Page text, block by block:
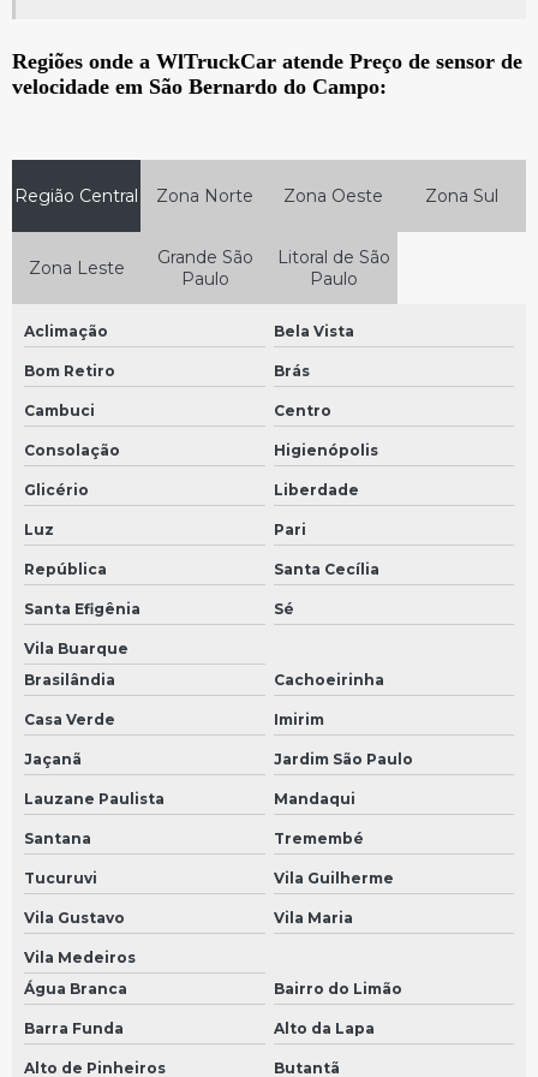
Bomba arla em São Bernardo do Campo
Bomba arla em São Paulo
Bomba arla scania em São Paulo
Painel de instrumentos velocimetro
Bomba dosadora em São Bernardo do Campo
Bomba dosadora em São Paulo
Painel volks
Painel de instrumentos caminhão
Velocimetro em São Paulo
Painel de instrumentos mercedes
Sensor do câmbio
Sensor de velocidade
Velocimetro do carro em São Bernardo do Campo
Velocimetro do carro em São Paulo
Sensor de velocímetro
Preço de sensor de velocidade
Sensor de velocidade para carro
Reparo de módulo em São Bernardo do Campo
Reparo de módulo em São Paulo
Sensor de velocidade preço
Regiões onde a WlTruckCar atende Preço de sensor de
velocidade em São Bernardo do Campo:
Região Central Zona Norte Zona Oeste Zona Sul
Zona Leste
Grande São
Paulo
Litoral de São
Paulo
Aclimação Bela Vista
Bom Retiro Brás
Cambuci Centro
Consolação Higienópolis
Glicério Liberdade
Luz Pari
República Santa Cecília
Santa Efigênia Sé
Vila Buarque
Brasilândia
Cachoeirinha
Casa Verde Imirim
Jaçanã Jardim São Paulo
Lauzane Paulista Mandaqui
Santana Tremembé
Tucuruvi Vila Guilherme
Vila Gustavo Vila Maria
Vila Medeiros
Água Branca
Bairro do Limão
Barra Funda Alto da Lapa
Alto de Pinheiros Butantã